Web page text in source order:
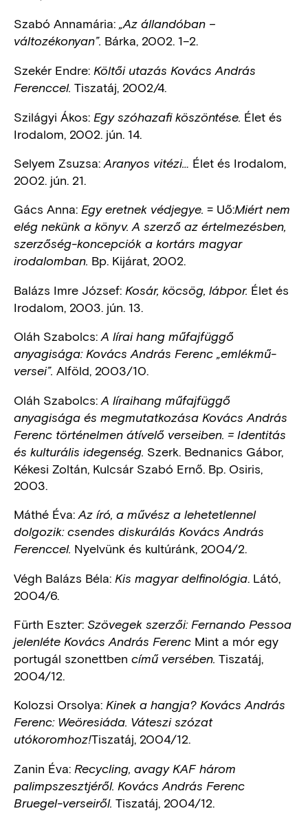
Szabó Annamária: „Az állandóban –
változékonyan”. Bárka, 2002. 1–2.
Szekér Endre: Költői utazás Kovács András
Ferenccel. Tiszatáj, 2002/4.
Szilágyi Ákos: Egy szóhazafi köszöntése. Élet és
Irodalom, 2002. jún. 14.
Selyem Zsuzsa: Aranyos vitézi… Élet és Irodalom,
2002. jún. 21.
Gács Anna: Egy eretnek védjegye. = Uő:Miért nem
elég nekünk a könyv. A szerző az értelmezésben,
szerzőség-koncepciók a kortárs magyar
irodalomban. Bp. Kijárat, 2002.
Balázs Imre József: Kosár, köcsög, lábpor. Élet és
Irodalom, 2003. jún. 13.
Oláh Szabolcs: A lírai hang műfajfüggő
anyagisága: Kovács András Ferenc „emlékmű-
versei”. Alföld, 2003/10.
Oláh Szabolcs: A líraihang műfajfüggő
anyagisága és megmutatkozása Kovács András
Ferenc történelmen átívelő verseiben. = Identitás
és kulturális idegenség. Szerk. Bednanics Gábor,
Kékesi Zoltán, Kulcsár Szabó Ernő. Bp. Osiris,
2003.
Máthé Éva: Az író, a művész a lehetetlennel
dolgozik: csendes diskurálás Kovács András
Ferenccel. Nyelvünk és kultúránk, 2004/2.
Végh Balázs Béla: Kis magyar delfinológia. Látó,
2004/6.
Fürth Eszter: Szövegek szerzői: Fernando Pessoa
jelenléte Kovács András Ferenc Mint a mór egy
portugál szonettben című versében. Tiszatáj,
2004/12.
Kolozsi Orsolya: Kinek a hangja? Kovács András
Ferenc: Weöresiáda. Váteszi szózat
utókoromhoz!Tiszatáj, 2004/12.
Zanin Éva: Recycling, avagy KAF három
palimpszesztjéről. Kovács András Ferenc
Bruegel-verseiről. Tiszatáj, 2004/12.